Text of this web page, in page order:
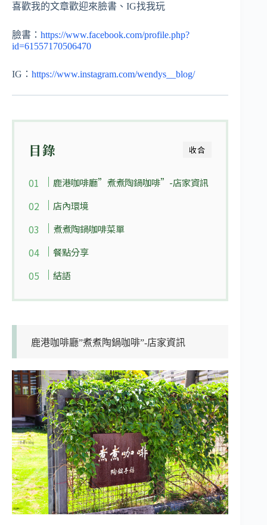
喜歡我的文章歡迎來臉書、IG找我玩
臉書： https://www.facebook.com/profile.php?
id=61557170506470
IG： https://www.instagram.com/wendys__blog/
收合
目錄
鹿港咖啡廳”煮煮陶鍋咖啡”-店家資訊
店內環境
煮煮陶鍋咖啡菜單
餐點分享
結語
鹿港咖啡廳”煮煮陶鍋咖啡”-店家資訊